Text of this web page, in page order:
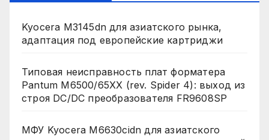
Kyocera M3145dn для азиатского рынка,
адаптация под европейские картриджи
Типовая неисправность плат форматера
Pantum M6500/65XX (rev. Spider 4): выход из
строя DC/DC преобразователя FR9608SP
МФУ Kyocera M6630cidn для азиатского